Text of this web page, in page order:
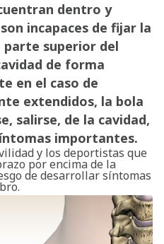
dentro y
incapaces de fijar la
parte superior del
de forma
en el caso de
extendidos, la bola
salirse, de la cavidad,
importantes.
y los deportistas que
por encima de la
de desarrollar síntomas